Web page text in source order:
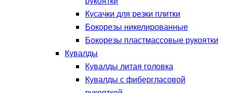
Кусачки для резки плитки
Бокорезы никелированные
Бокорезы пластмассовые рукоятки
Кувалды
Кувалды литая головка
Кувалды с фибергласовой